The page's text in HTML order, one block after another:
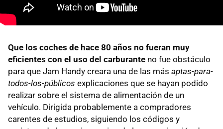
Que los coches de hace 80 años no fueran muy
eficientes con el uso del carburante no fue obstáculo
para que Jam Handy creara una de las más aptas-para-
todos-los-públicos explicaciones que se hayan podido
realizar sobre el sistema de alimentación de un
vehículo. Dirigida probablemente a compradores
carentes de estudios, siguiendo los códigos y